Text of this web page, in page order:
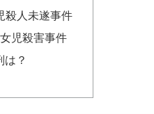
殺人未遂事件
児殺害事件
は？